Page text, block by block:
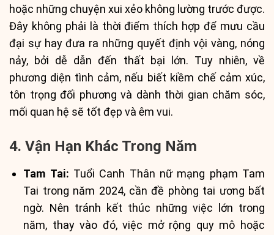
hoặc những chuyện xui xẻo không lường trước được.
Đây không phải là thời điểm thích hợp để mưu cầu
đại sự hay đưa ra những quyết định vội vàng, nóng
nảy, bởi dễ dẫn đến thất bại lớn. Tuy nhiên, về
phương diện tình cảm, nếu biết kiềm chế cảm xúc,
tôn trọng đối phương và dành thời gian chăm sóc,
mối quan hệ sẽ tốt đẹp và êm vui.
4. Vận Hạn Khác Trong Năm
Tam Tai: Tuổi Canh Thân nữ mạng phạm Tam
Tai trong năm 2024, cần đề phòng tai ương bất
ngờ. Nên tránh kết thúc những việc lớn trong
năm, thay vào đó, việc mở rộng quy mô hoặc